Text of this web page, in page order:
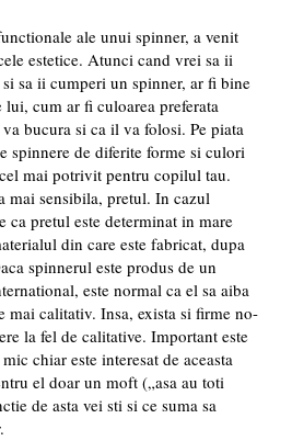
ale unui spinner, a venit
estetice. Atunci cand vrei sa ii
sa ii cumperi un spinner, ar fi bine
cum ar fi culoarea preferata
bucura si ca il va folosi. Pe piata
spinnere de diferite forme si culori
mai potrivit pentru copilul tau.
mai sensibila, pretul. In cazul
ca pretul este determinat in mare
din care este fabricat, dupa
spinnerul este produs de un
este normal ca el sa aiba
mai calitativ. Insa, exista si firme no-
la fel de calitative. Important este
chiar este interesat de aceasta
el doar un moft („asa au toti
de asta vei sti si ce suma sa